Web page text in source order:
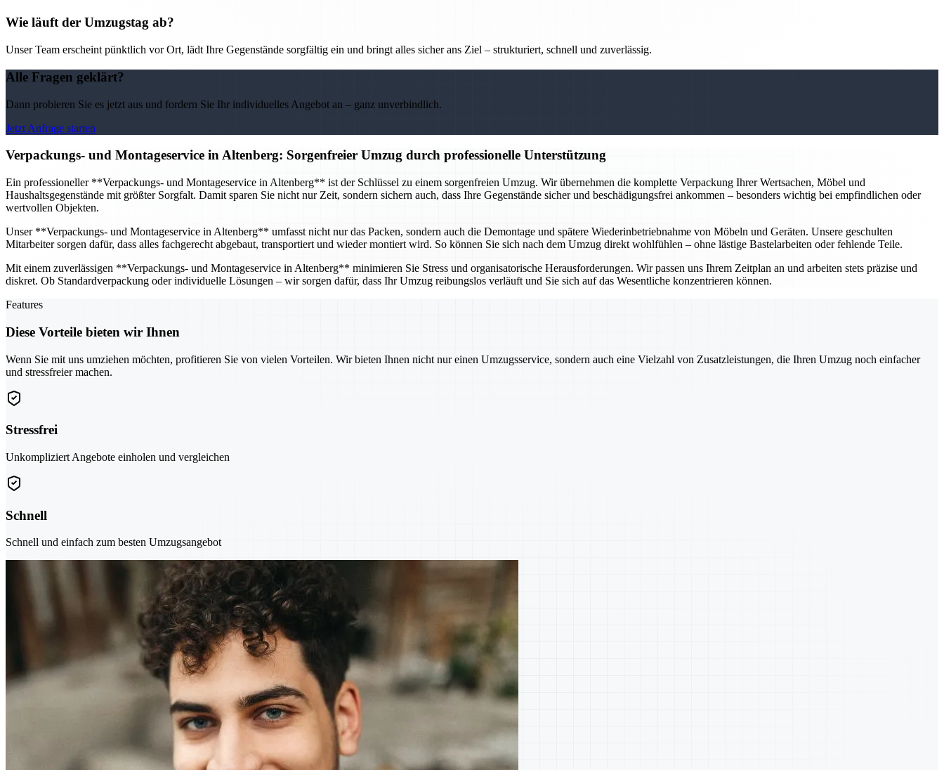
Wie läuft der Umzugstag ab?
Unser Team erscheint pünktlich vor Ort, lädt Ihre Gegenstände sorgfältig ein und bringt alles sicher ans Ziel – strukturiert, schnell und zuverlässig.
Alle Fragen geklärt?
Dann probieren Sie es jetzt aus und fordern Sie Ihr individuelles Angebot an – ganz unverbindlich.
Jetzt Anfrage starten
Verpackungs- und Montageservice in Altenberg: Sorgenfreier Umzug durch professionelle Unterstützung
Ein professioneller **Verpackungs- und Montageservice in Altenberg** ist der Schlüssel zu einem sorgenfreien Umzug. Wir übernehmen die komplette Verpackung Ihrer Wertsachen, Möbel und
Haushaltsgegenstände mit größter Sorgfalt. Damit sparen Sie nicht nur Zeit, sondern sichern auch, dass Ihre Gegenstände sicher und beschädigungsfrei ankommen – besonders wichtig bei empfindlichen oder
wertvollen Objekten.
Unser **Verpackungs- und Montageservice in Altenberg** umfasst nicht nur das Packen, sondern auch die Demontage und spätere Wiederinbetriebnahme von Möbeln und Geräten. Unsere geschulten
Mitarbeiter sorgen dafür, dass alles fachgerecht abgebaut, transportiert und wieder montiert wird. So können Sie sich nach dem Umzug direkt wohlfühlen – ohne lästige Bastelarbeiten oder fehlende Teile.
Mit einem zuverlässigen **Verpackungs- und Montageservice in Altenberg** minimieren Sie Stress und organisatorische Herausforderungen. Wir passen uns Ihrem Zeitplan an und arbeiten stets präzise und
diskret. Ob Standardverpackung oder individuelle Lösungen – wir sorgen dafür, dass Ihr Umzug reibungslos verläuft und Sie sich auf das Wesentliche konzentrieren können.
Features
Diese Vorteile bieten wir Ihnen
Wenn Sie mit uns umziehen möchten, profitieren Sie von vielen Vorteilen. Wir bieten Ihnen nicht nur einen Umzugsservice, sondern auch eine Vielzahl von Zusatzleistungen, die Ihren Umzug noch einfacher
und stressfreier machen.
Stressfrei
Unkompliziert Angebote einholen und vergleichen
Schnell
Schnell und einfach zum besten Umzugsangebot